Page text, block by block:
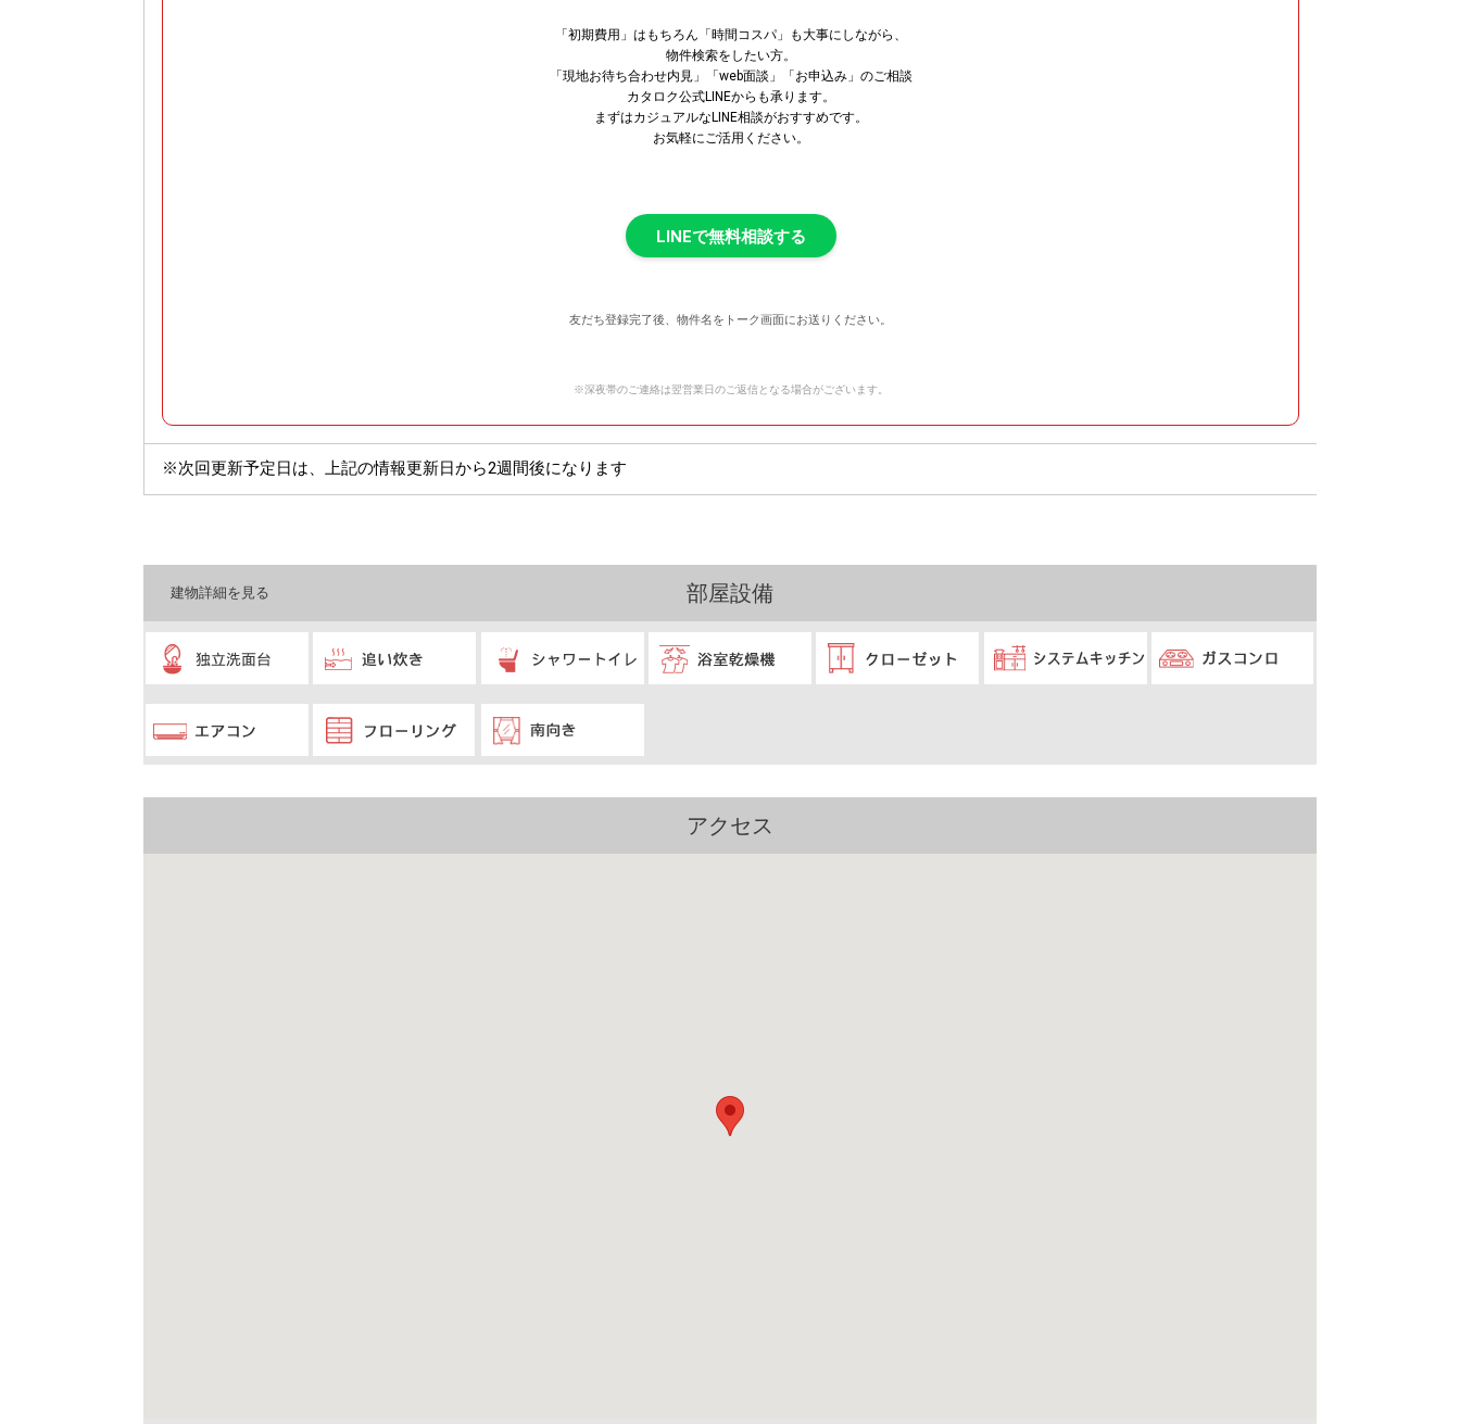
「初期費用」はもちろん「時間コスパ」も大事にしながら、
物件検索をしたい方。
「現地お待ち合わせ内見」「web面談」「お申込み」のご相談
カタロク公式LINEからも承ります。
まずはカジュアルなLINE相談がおすすめです。
お気軽にご活用ください。
LINEで無料相談する
友だち登録完了後、物件名をトーク画面にお送りください。
※深夜帯のご連絡は翌営業日のご返信となる場合がございます。
※次回更新予定日は、上記の情報更新日から2週間後になります
部屋設備
建物詳細を見る
アクセス